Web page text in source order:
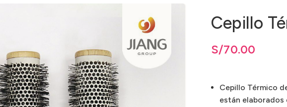
Cepillo
S/70.00
Cepillo Térmico
están elaborados